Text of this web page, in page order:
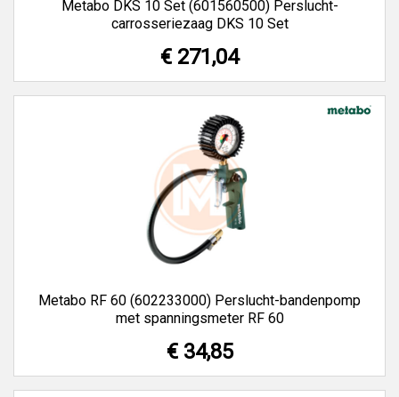
Metabo DKS 10 Set (601560500) Perslucht-
carrosseriezaag DKS 10 Set
€ 271,04
Metabo RF 60 (602233000) Perslucht-bandenpomp
met spanningsmeter RF 60
€ 34,85